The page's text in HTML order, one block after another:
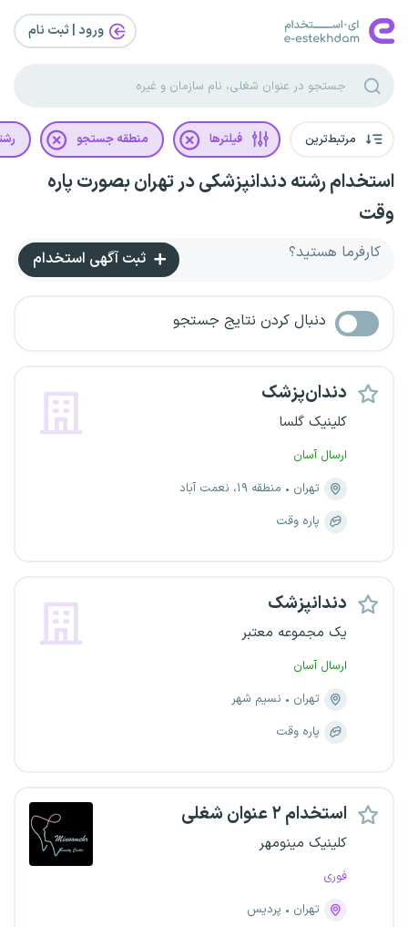
ورود | ثبت‌ نام
مرتبط‌ترین فیلترها منطقه جستجو
استخدام رشته دندانپزشکی در تهران بصورت پاره
وقت
کارفرما هستید؟ ثبت آگهی استخدام
دنبال کردن نتایج جستجو
دندان‌پزشک
کلینیک گلسا
ارسال آسان
تهران
منطقه ۱۹، نعمت آباد
پاره وقت
دندانپزشک
یک مجموعه معتبر
ارسال آسان
تهران
نسیم شهر
پاره وقت
استخدام ۲ عنوان شغلی
کلینیک مینومهر
فوری
تهران
پردیس